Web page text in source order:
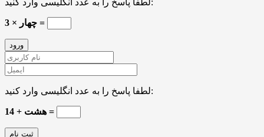
لطفا پاسخ را به عدد انگلیسی وارد کنید:
3 × چهار =
لطفا پاسخ را به عدد انگلیسی وارد کنید:
14 + هشت =